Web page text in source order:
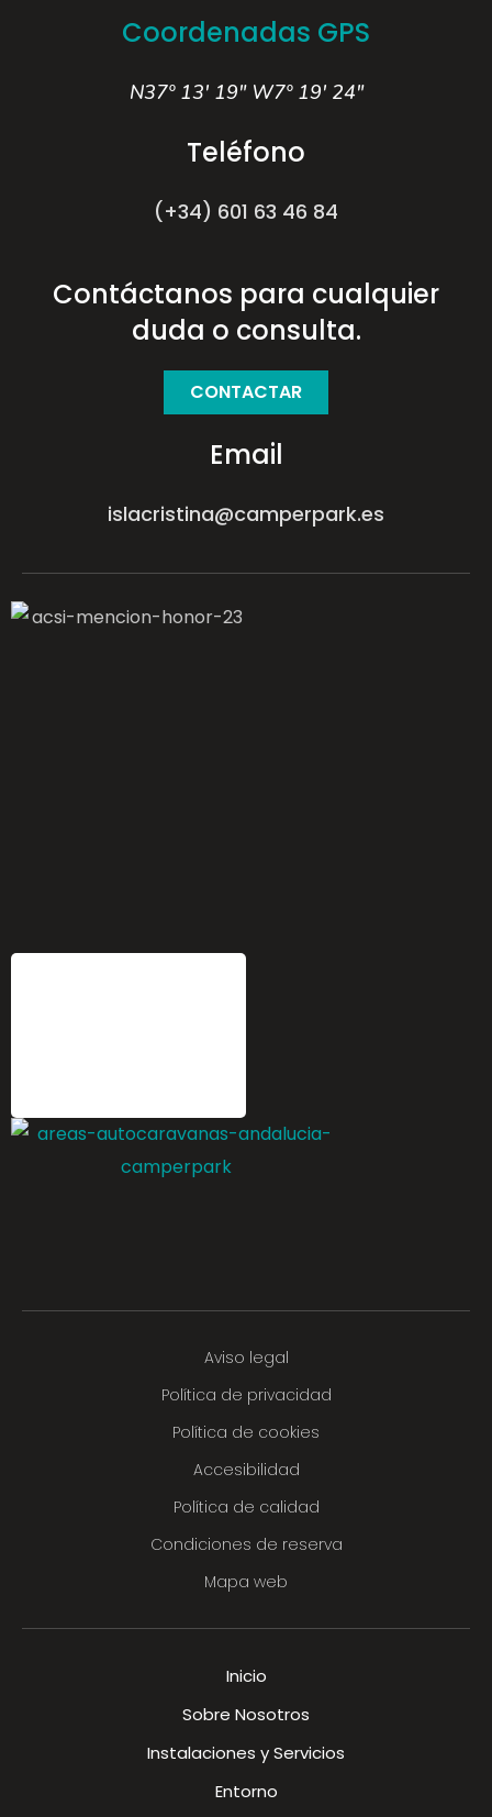
Coordenadas GPS
N37º 13' 19" W7º 19' 24"
Teléfono
(+34) 601 63 46 84
Contáctanos para cualquier
duda o consulta.
CONTACTAR
Email
islacristina@camperpark.es
Aviso legal
Política de privacidad
Política de cookies
Accesibilidad
Política de calidad
Condiciones de reserva
Mapa web
Inicio
Sobre Nosotros
Instalaciones y Servicios
Entorno